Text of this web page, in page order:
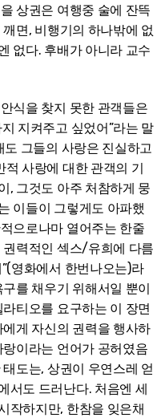
상권은 여행중 술에 잔뜩
면, 비행기의 하나밖에 없
없다. 후배가 아니라 교수
식을 찾지 못한 관객들은
지켜주고 싶었어”라는 말
도 그들의 사랑은 진실하고
적 사랑에 대한 관객의 기
, 그것도 아주 처참하게 뭉
이들이 그렇게도 아파했
으로나마 열어주는 한줄
력적인 섹스/유희에 다름
영화에서 한번나오는)라
를 채우기 위해서일 뿐이
티오를 요구하는 이 장면
게 자신의 권력을 행사하
이라는 언어가 공허였음
도는, 상권이 우연스레 얻
서도 드러난다. 처음엔 세
작하지만, 한참을 잊은채